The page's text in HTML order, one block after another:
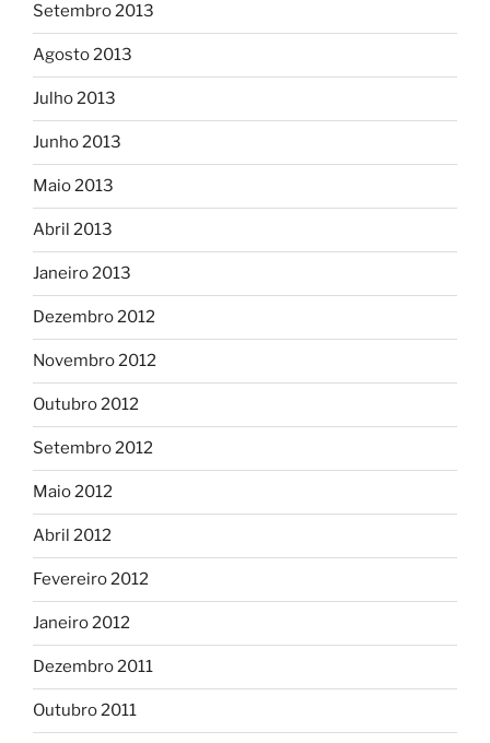
Setembro 2013
Agosto 2013
Julho 2013
Junho 2013
Maio 2013
Abril 2013
Janeiro 2013
Dezembro 2012
Novembro 2012
Outubro 2012
Setembro 2012
Maio 2012
Abril 2012
Fevereiro 2012
Janeiro 2012
Dezembro 2011
Outubro 2011